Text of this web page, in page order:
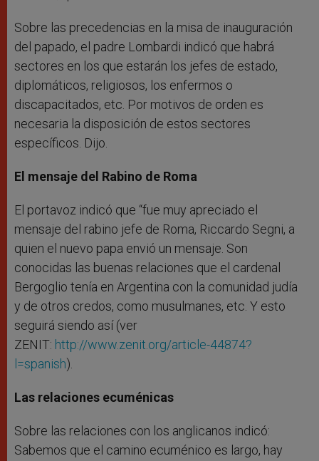
Sobre las precedencias en la misa de inauguración
del papado, el padre Lombardi indicó que habrá
sectores en los que estarán los jefes de estado,
diplomáticos, religiosos, los enfermos o
discapacitados, etc. Por motivos de orden es
necesaria la disposición de estos sectores
específicos. Dijo.
El mensaje del Rabino de Roma
El portavoz indicó que “fue muy apreciado el
mensaje del rabino jefe de Roma, Riccardo Segni, a
quien el nuevo papa envió un mensaje. Son
conocidas las buenas relaciones que el cardenal
Bergoglio tenía en Argentina con la comunidad judía
y de otros credos, como musulmanes, etc. Y esto
seguirá siendo así (ver
ZENIT: http://www.zenit.org/article-44874?
l=spanish).
Las relaciones ecuménicas
Sobre las relaciones con los anglicanos indicó:
Sabemos que el camino ecuménico es largo, hay